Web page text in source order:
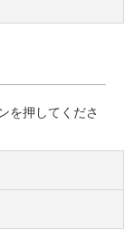
を押してくださ